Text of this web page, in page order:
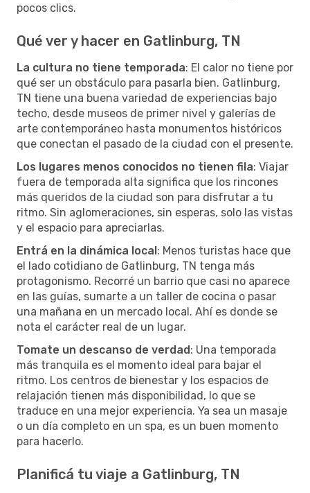
pocos clics.
Qué ver y hacer en Gatlinburg, TN
La cultura no tiene temporada: El calor no tiene por
qué ser un obstáculo para pasarla bien. Gatlinburg,
TN tiene una buena variedad de experiencias bajo
techo, desde museos de primer nivel y galerías de
arte contemporáneo hasta monumentos históricos
que conectan el pasado de la ciudad con el presente.
Los lugares menos conocidos no tienen fila: Viajar
fuera de temporada alta significa que los rincones
más queridos de la ciudad son para disfrutar a tu
ritmo. Sin aglomeraciones, sin esperas, solo las vistas
y el espacio para apreciarlas.
Entrá en la dinámica local: Menos turistas hace que
el lado cotidiano de Gatlinburg, TN tenga más
protagonismo. Recorré un barrio que casi no aparece
en las guías, sumarte a un taller de cocina o pasar
una mañana en un mercado local. Ahí es donde se
nota el carácter real de un lugar.
Tomate un descanso de verdad: Una temporada
más tranquila es el momento ideal para bajar el
ritmo. Los centros de bienestar y los espacios de
relajación tienen más disponibilidad, lo que se
traduce en una mejor experiencia. Ya sea un masaje
o un día completo en un spa, es un buen momento
para hacerlo.
Planificá tu viaje a Gatlinburg, TN